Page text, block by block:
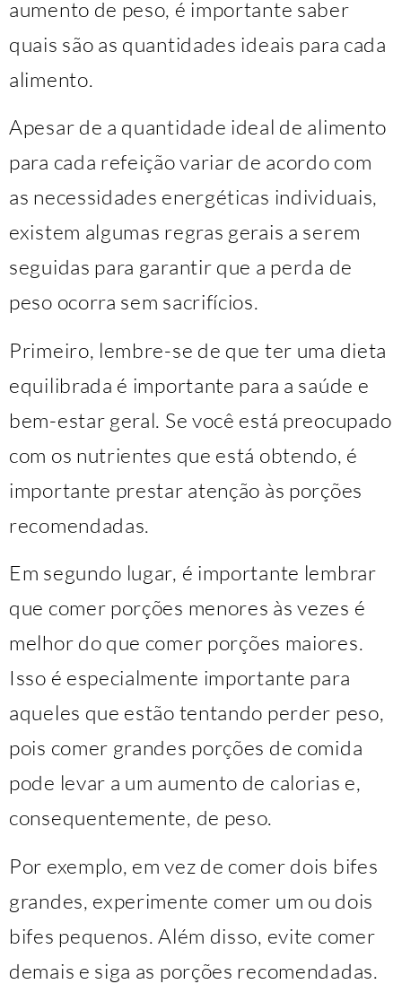
aumento de peso, é importante saber
quais são as quantidades ideais para cada
alimento.
Apesar de a quantidade ideal de alimento
para cada refeição variar de acordo com
as necessidades energéticas individuais,
existem algumas regras gerais a serem
seguidas para garantir que a perda de
peso ocorra sem sacrifícios.
Primeiro, lembre-se de que ter uma dieta
equilibrada é importante para a saúde e
bem-estar geral. Se você está preocupado
com os nutrientes que está obtendo, é
importante prestar atenção às porções
recomendadas.
Em segundo lugar, é importante lembrar
que comer porções menores às vezes é
melhor do que comer porções maiores.
Isso é especialmente importante para
aqueles que estão tentando perder peso,
pois comer grandes porções de comida
pode levar a um aumento de calorias e,
consequentemente, de peso.
Por exemplo, em vez de comer dois bifes
grandes, experimente comer um ou dois
bifes pequenos. Além disso, evite comer
demais e siga as porções recomendadas.